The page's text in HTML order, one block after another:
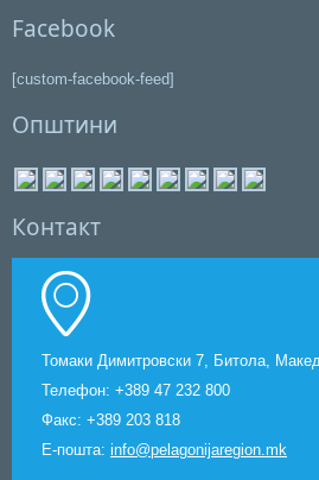
туризам во Пелагонискиот регион
Нов ровокопач за превенција од поплави
Јавни расправи за „Студија за оцена на
(ИСУЦО)“
Facebook
[custom-facebook-feed]
Општини
Контакт
Томаки Димитровски 7, Битола,
Телефон: +389 47 232 800
Факс: +389 203 818
Е-пошта: info@pelagonijaregion.mk